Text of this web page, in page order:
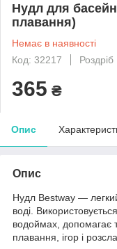
Нудл для
плавання)
Немає в наявності
Код: 32217
Роздріб
365 ₴
Опис
Опис
Нудл Bestway —
воді.
водоймах, допомагає
плавання, ігор і